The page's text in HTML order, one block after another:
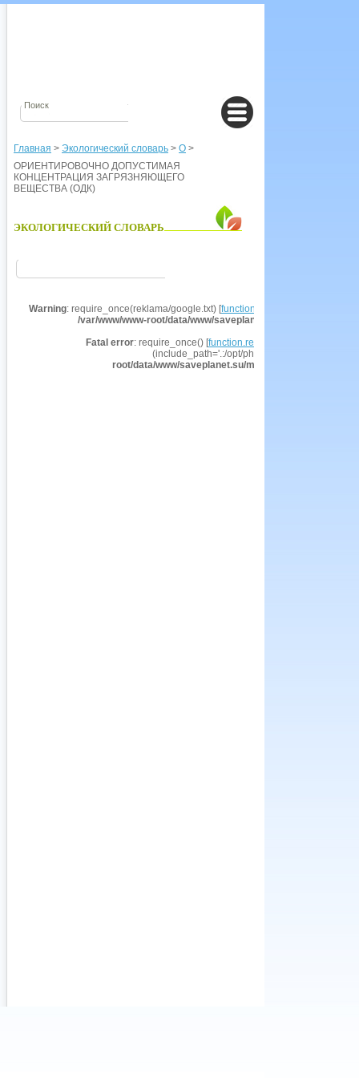
Главная > Экологический словарь > О >
ОРИЕНТИРОВОЧНО ДОПУСТИМАЯ
КОНЦЕНТРАЦИЯ ЗАГРЯЗНЯЮЩЕГО
ВЕЩЕСТВА (ОДК)
ЭКОЛОГИЧЕСКИЙ СЛОВАРЬ
Warning: require_once(reklama/google.txt) [function.require-once
/var/www/www-root/data/www/saveplanet.su/modules/
Fatal error: require_once() [function.require
(include_path='.:/opt/php53/share/pear') in
root/data/www/saveplanet.su/modules/Encyclopedia/